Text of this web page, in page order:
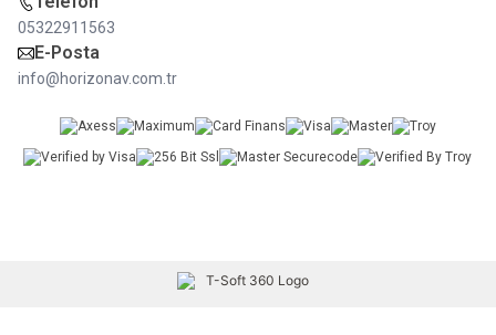
05322911563
E-Posta
info@horizonav.com.tr